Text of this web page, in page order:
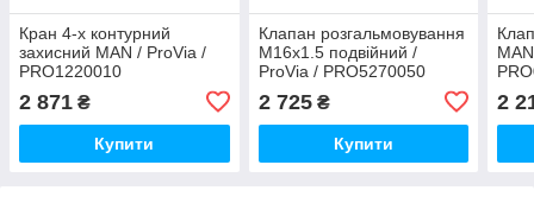
Кран 4-х контурний
захисний MAN / ProVia /
PRO1220010
2 871 ₴
Купити
Клапан розгальмовування
M16x1.5 подвійний /
ProVia / PRO5270050
2 725₴
Купити
2